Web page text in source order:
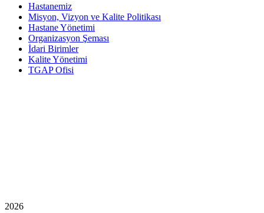
Hastanemiz
Misyon, Vizyon ve Kalite Politikası
Hastane Yönetimi
Organizasyon Şeması
İdari Birimler
Kalite Yönetimi
TGAP Ofisi
2026